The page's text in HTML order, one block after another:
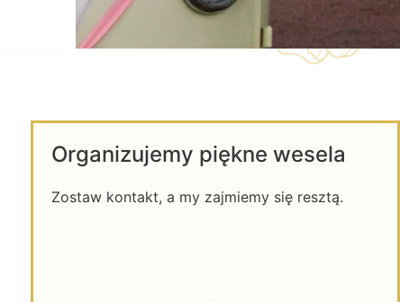
Organizujemy piękne wesela
Zostaw kontakt, a my zajmiemy się resztą.